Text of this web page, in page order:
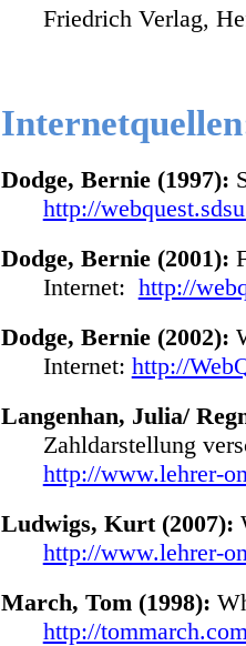
Friedrich Verlag,
Dodge, Bernie (1997):
http://
Dodge, Bernie (2001):
Internet: http://
Dodge, Bernie (2002):
Internet: http://
Langenhan, Julia/
Zahldarstellung
http://www.lehrer-
Ludwigs, Kurt (2007):
http://www.lehrer-
March, Tom (1998):
http://